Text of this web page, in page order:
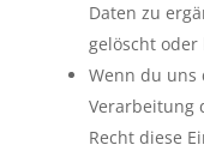
Daten zu
gelöscht oder
Wenn du uns
Verarbeitung
Recht diese